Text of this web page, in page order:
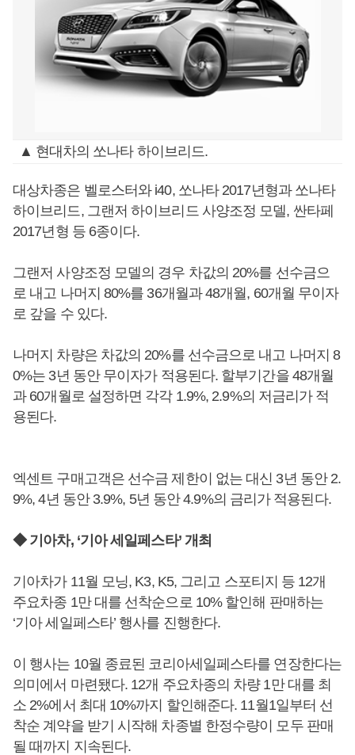
▲ 현대차의 쏘나타 하이브리드.
대상차종은 벨로스터와 i40, 쏘나타 2017년형과 쏘나타
하이브리드, 그랜저 하이브리드 사양조정 모델, 싼타페
2017년형 등 6종이다.
그랜저 사양조정 모델의 경우 차값의 20%를 선수금으
로 내고 나머지 80%를 36개월과 48개월, 60개월 무이자
로 갚을 수 있다.
나머지 차량은 차값의 20%를 선수금으로 내고 나머지 8
0%는 3년 동안 무이자가 적용된다. 할부기간을 48개월
과 60개월로 설정하면 각각 1.9%, 2.9%의 저금리가 적
용된다.
엑센트 구매고객은 선수금 제한이 없는 대신 3년 동안 2.
9%, 4년 동안 3.9%, 5년 동안 4.9%의 금리가 적용된다.
◆ 기아차, ‘기아 세일페스타’ 개최
기아차가 11월 모닝, K3, K5, 그리고 스포티지 등 12개
주요차종 1만 대를 선착순으로 10% 할인해 판매하는
‘기아 세일페스타’ 행사를 진행한다.
이 행사는 10월 종료된 코리아세일페스타를 연장한다는
의미에서 마련됐다. 12개 주요차종의 차량 1만 대를 최
소 2%에서 최대 10%까지 할인해준다. 11월1일부터 선
착순 계약을 받기 시작해 차종별 한정수량이 모두 판매
될 때까지 지속된다.